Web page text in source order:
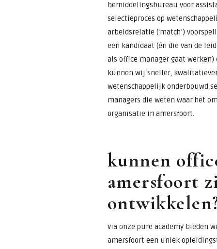
bemiddelingsbureau voor
selectieproces op
arbeidsrelatie (‘match’)
een kandidaat (én die van de
als office manager gaat
kunnen wij sneller,
wetenschappelijk onderbouwd
managers die weten waar het
organisatie in amersfoort.
kunnen
amersfoort
via onze pure academy bieden
amersfoort een uniek